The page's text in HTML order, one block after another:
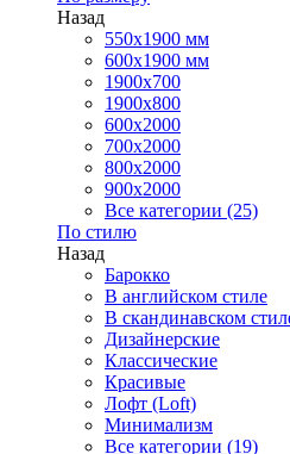
Назад
550x1900 мм
600x1900 мм
1900х700
1900х800
600x2000
700x2000
800x2000
900x2000
Все категории (25)
По стилю
Назад
Барокко
В английском стиле
В скандинавском
Дизайнерские
Классические
Красивые
Лофт (Loft)
Минимализм
Все категории (19)